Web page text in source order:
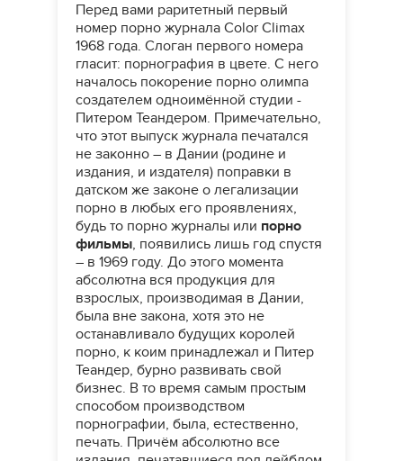
Перед вами раритетный первый
номер порно журнала Color Climax
1968 года. Слоган первого номера
гласит: порнография в цвете. С него
началось покорение порно олимпа
создателем одноимённой студии -
Питером Теандером. Примечательно,
что этот выпуск журнала печатался
не законно – в Дании (родине и
издания, и издателя) поправки в
датском же законе о легализации
порно в любых его проявлениях,
будь то порно журналы или порно
фильмы, появились лишь год спустя
– в 1969 году. До этого момента
абсолютна вся продукция для
взрослых, производимая в Дании,
была вне закона, хотя это не
останавливало будущих королей
порно, к коим принадлежал и Питер
Теандер, бурно развивать свой
бизнес. В то время самым простым
способом производством
порнографии, была, естественно,
печать. Причём абсолютно все